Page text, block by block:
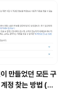
만들었던 모든 구
정 찾는 방법 (핸